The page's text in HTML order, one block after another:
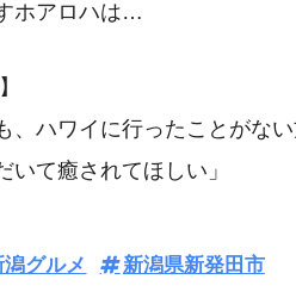
ホアロハは…
、ハワイに行ったことがな
いて癒されてほしい」
潟グルメ 新潟県新発田市